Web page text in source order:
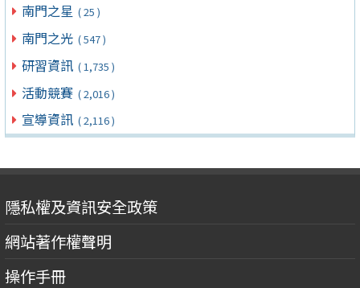
南門之星 ( 25 )
南門之光 ( 547 )
研習資訊 ( 1,735 )
活動競賽 ( 2,016 )
宣導資訊 ( 2,116 )
隱私權及資訊安全政策
網站著作權聲明
操作手冊